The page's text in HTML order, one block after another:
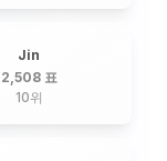
Jin
2,508 표
10위